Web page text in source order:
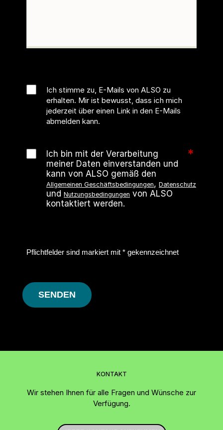
Ich stimme zu, E-Mails von ALSO zu
erhalten. Mir ist bewusst, dass ich mich
jederzeit über einen Link in den E-Mails
abmelden kann.
*
Ich bin mit der Verarbeitung
meiner Daten einverstanden und
kann von ALSO gemäß den
Allgemeinen Geschäftsbedingungen, Datenschutz
und Nutzungsbedingungen von ALSO
kontaktiert werden.
Pflichtfelder sind markiert mit * gekennzeichnet
SENDEN
KONTAKT
Wir stehen Ihnen für alle Fragen und Wünsche zur
Verfügung.